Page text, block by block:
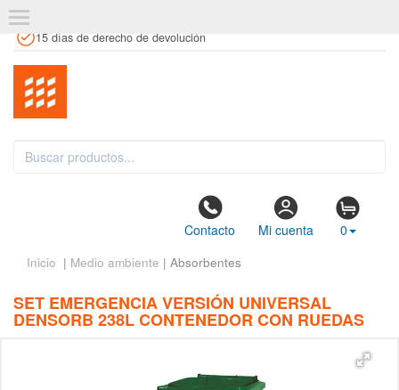
15 días de derecho de devolución
Contacto Mi cuenta 0
Inicio | Medio ambiente | Absorbentes
SET EMERGENCIA VERSIÓN UNIVERSAL
DENSORB 238L CONTENEDOR CON RUEDAS